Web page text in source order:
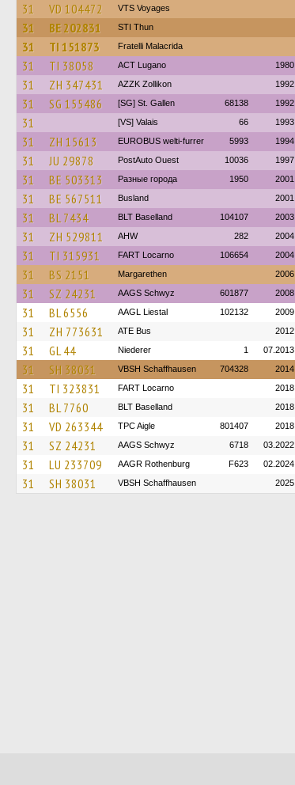
31 VD 104472 VTS Voyages
31 BE 202831 STI Thun
31 TI 151873 Fratelli Malacrida
31 TI 38058 ACT Lugano 1980
31 ZH 347431 AZZK Zollikon 1992
31 SG 155486 [SG] St. Gallen 68138 1992
31 [VS] Valais 66 1993
31 ZH 15613 EUROBUS welti-furrer 5993 1994
31 JU 29878 PostAuto Ouest 10036 1997
31 BE 503313 Разные города 1950 2001
31 BE 567511 Busland 2001
31 BL 7434 BLT Baselland 104107 2003
31 ZH 529811 AHW 282 2004
31 TI 315931 FART Locarno 106654 2004
31 BS 2151 Margarethen 2006
31 SZ 24231 AAGS Schwyz 601877 2008
31 BL 6556 AAGL Liestal 102132 2009
31 ZH 773631 ATE Bus 2012
31 GL 44 Niederer 1 07.2013
31 SH 38031 VBSH Schaffhausen 704328 2014
31 TI 323831 FART Locarno 2018
31 BL 7760 BLT Baselland 2018
31 VD 263344 TPC Aigle 801407 2018
31 SZ 24231 AAGS Schwyz 6718 03.2022
31 LU 233709 AAGR Rothenburg F623 02.2024
31 SH 38031 VBSH Schaffhausen 2025